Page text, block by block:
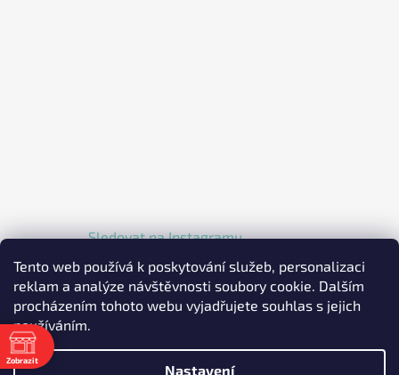
Tento web používá k poskytování služeb, personalizaci
reklam a analýze návštěvnosti soubory cookie. Dalším
procházením tohoto webu vyjadřujete souhlas s jejich
používáním.
Nastavení
Sledovat na Instagramu
Zobrazit